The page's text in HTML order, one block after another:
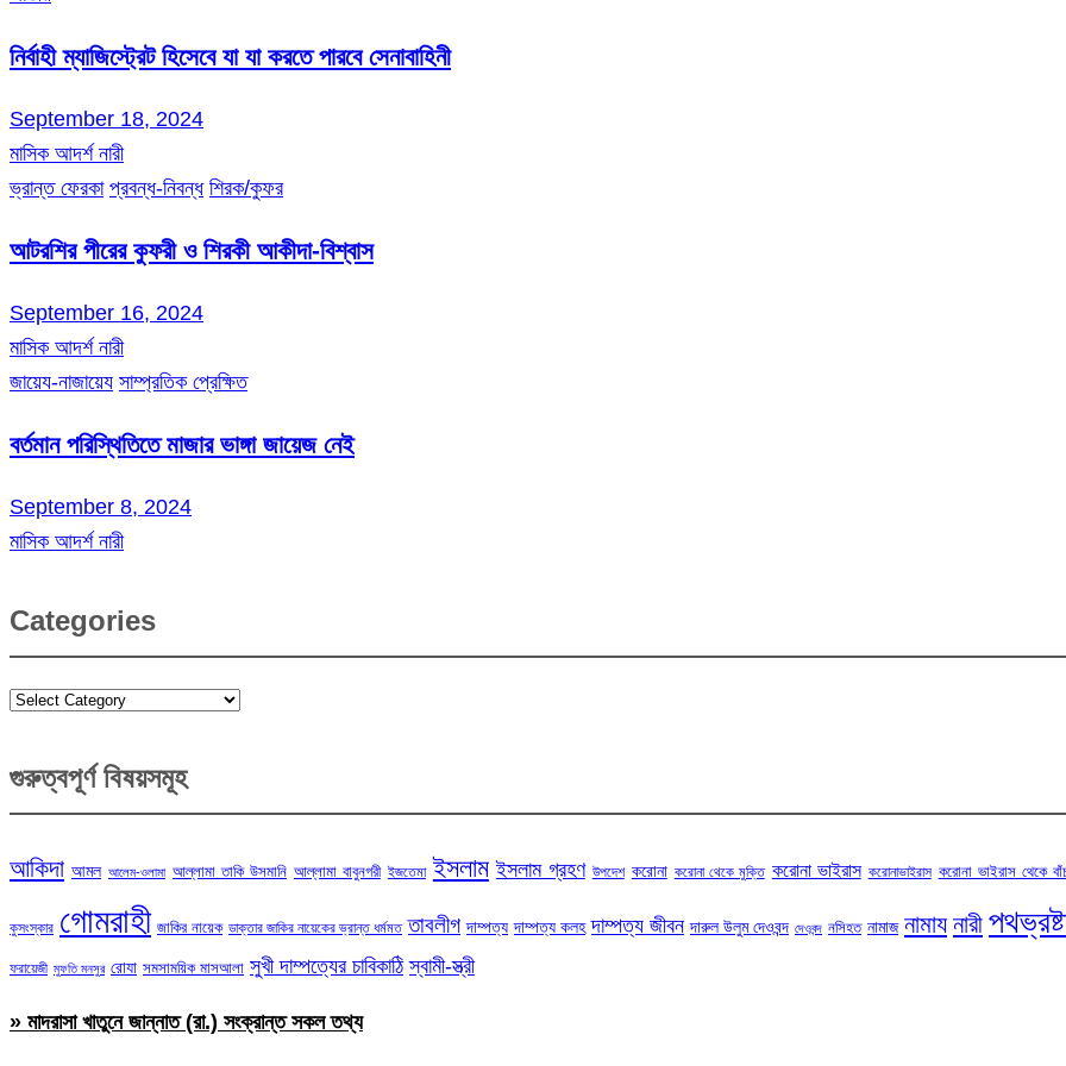
নির্বাহী ম্যাজিস্ট্রেট হিসেবে যা যা করতে পারবে সেনাবাহিনী
September 18, 2024
মাসিক আদর্শ নারী
ভ্রান্ত ফেরকা প্রবন্ধ-নিবন্ধ শিরক/কুফর
আটরশির পীরের কুফরী ও শিরকী আকীদা-বিশ্বাস
September 16, 2024
মাসিক আদর্শ নারী
জায়েয-নাজায়েয সাম্প্রতিক প্রেক্ষিত
বর্তমান পরিস্থিতিতে মাজার ভাঙ্গা জায়েজ নেই
September 8, 2024
মাসিক আদর্শ নারী
Categories
Categories
গুরুত্বপূর্ণ বিষয়সমূহ
আকিদা আমল আলেম-ওলামা আল্লামা তাকি উসমানি আল্লামা বাবুনগরী ইজতেমা ইসলাম ইসলাম গ্রহণ উপদেশ করোনা করোনা থেকে মুক্তি করোনা ভাইরাস করোনাভাইরাস করোনা ভাইরাস থেকে
কুসংস্কার গোমরাহী জাকির নায়েক ডাক্তার জাকির নায়েকের ভ্রান্ত ধর্মমত তাবলীগ দাম্পত্য দাম্পত্য কলহ দাম্পত্য জীবন দারুল উলুম দেওবন্দ দেওবন্দ নসিহত নামাজ নামায নারী
ফরায়েজী মুফতি মনসুর রোযা সমসাময়িক মাসআলা সুখী দাম্পত্যের চাবিকাঠি স্বামী-স্ত্রী
» মাদরাসা খাতুনে জান্নাত (রা.) সংক্রান্ত সকল তথ্য